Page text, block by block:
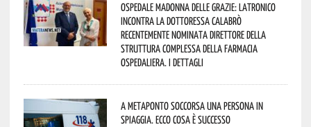
Ospedale Madonna delle Grazie: Latronico
incontra la dottoressa Calabrò
recentemente nominata Direttore della
Struttura Complessa della Farmacia
Ospedaliera. I dettagli
A Metaponto soccorsa una persona in
spiaggia. Ecco cosa è successo